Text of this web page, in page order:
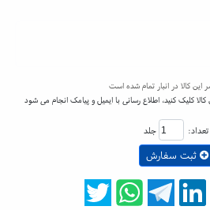
این کالا در انبار تمام شده است
کلیک کنید، اطلاع رسانی با ایمیل و پیامک انجام می شود
تعداد: جلد
ثبت سفارش